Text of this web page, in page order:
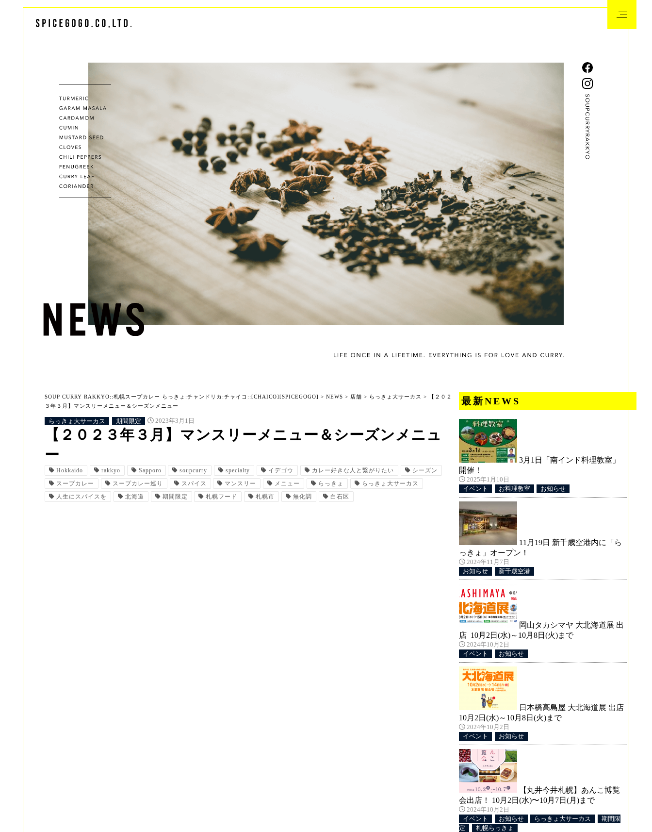
SOUP CURRY RAKKYO::札幌スープカレー らっきょ:チャンドリカ:チャイコ::[CHAICO][SPICEGOGO] > NEWS > 店舗 > らっきょ大サーカス >
【２０２
３年３月】マンスリーメニュー＆シーズンメニュー
らっきょ大サーカス 期間限定 2023年3月1日
【２０２３年３月】マンスリーメニュー＆シーズンメニュ
ー
Hokkaido rakkyo Sapporo soupcurry specialty イデゴウ カレー好きな人と繋がりたい
シーズン
スープカレー
スープカレー巡り スパイス マンスリー メニュー らっきょ
らっきょ大サーカス
人生にスパイスを
北海道 期間限定 札幌フード 札幌市 無化調 白石区
最新NEWS
3月1日「南インド料理教室」
開催！
2025年1月10日
イベント
お料理教室 お知らせ
11月19日 新千歳空港内に「ら
っきょ」オープン！
2024年11月7日
お知らせ
新千歳空港
岡山タカシマヤ 大北海道展 出
店 10月2日(水)～10月8日(火)まで
2024年10月2日
イベント
お知らせ
日本橋高島屋 大北海道展 出店
10月2日(水)～10月8日(火)まで
2024年10月2日
イベント
お知らせ
【丸井今井札幌】あんこ博覧
会出店！ 10月2日(水)〜10月7日(月)まで
2024年10月2日
イベント
お知らせ らっきょ大サーカス
期間限
定
札幌らっきょ